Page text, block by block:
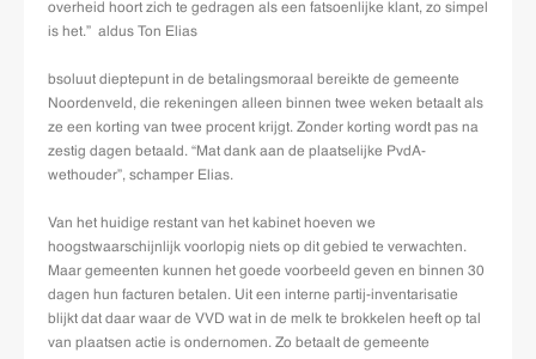
overheid hoort zich te gedragen als een fatsoenlijke klant, zo simpel
is het.” aldus Ton Elias
bsoluut dieptepunt in de betalingsmoraal bereikte de gemeente
Noordenveld, die rekeningen alleen binnen twee weken betaalt als
ze een korting van twee procent krijgt. Zonder korting wordt pas na
zestig dagen betaald. “Mat dank aan de plaatselijke PvdA-
wethouder”, schamper Elias.
Van het huidige restant van het kabinet hoeven we
hoogstwaarschijnlijk voorlopig niets op dit gebied te verwachten.
Maar gemeenten kunnen het goede voorbeeld geven en binnen 30
dagen hun facturen betalen. Uit een interne partij-inventarisatie
blijkt dat daar waar de VVD wat in de melk te brokkelen heeft op tal
van plaatsen actie is ondernomen. Zo betaalt de gemeente